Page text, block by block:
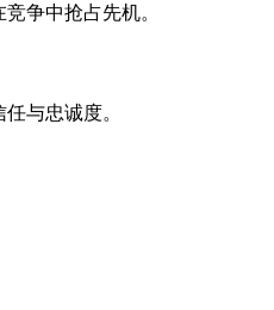
争中抢占先机。
与忠诚度。